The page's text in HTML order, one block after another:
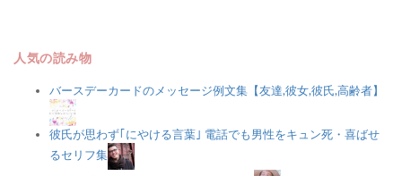
人気の読み物
バースデーカードのメッセージ例文集【友達,彼女,彼氏,高齢者】
彼氏が思わず｢にやける言葉｣ 電話でも男性をキュン死・喜ばせ
るセリフ集